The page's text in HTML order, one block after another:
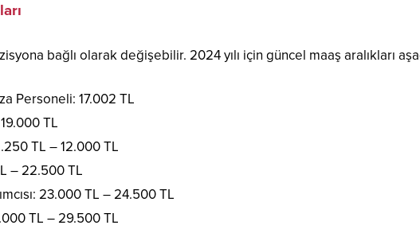
bağlı olarak değişebilir. 2024 yılı için güncel maaş aralıkları
Personeli: 17.002 TL
TL
TL – 12.000 TL
– 22.500 TL
23.000 TL – 24.500 TL
TL – 29.500 TL